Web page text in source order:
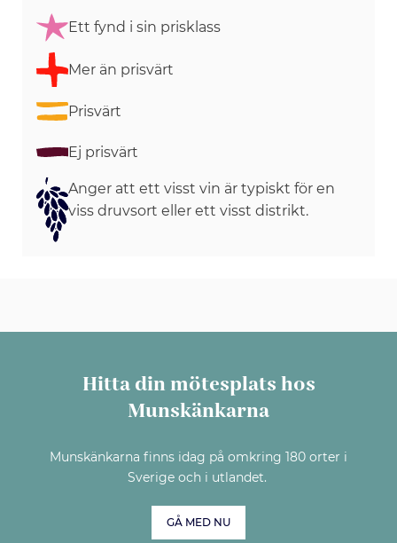
Ett fynd i sin prisklass
Mer än prisvärt
Prisvärt
Ej prisvärt
Anger att ett visst vin är typiskt för en
viss druvsort eller ett visst distrikt.
Hitta din mötesplats hos
Munskänkarna
Munskänkarna finns idag på omkring 180 orter i
Sverige och i utlandet.
GÅ MED NU